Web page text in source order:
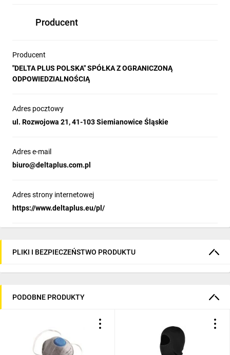
Producent
Producent
"DELTA PLUS POLSKA" SPÓŁKA Z OGRANICZONĄ
ODPOWIEDZIALNOŚCIĄ
Adres pocztowy
ul. Rozwojowa 21, 41-103 Siemianowice Śląskie
Adres e-mail
biuro@deltaplus.com.pl
Adres strony internetowej
https://www.deltaplus.eu/pl/
PLIKI I BEZPIECZEŃSTWO PRODUKTU
PODOBNE PRODUKTY